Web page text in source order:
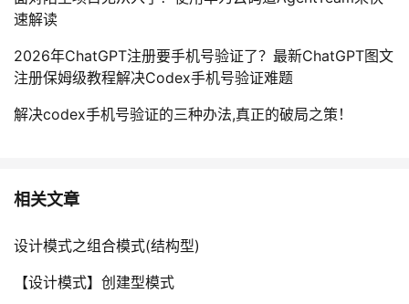
速解读
2026年ChatGPT注册要手机号验证了？最新ChatGPT图文
注册保姆级教程解决Codex手机号验证难题
解决codex手机号验证的三种办法,真正的破局之策！
相关文章
设计模式之组合模式(结构型)
【设计模式】创建型模式